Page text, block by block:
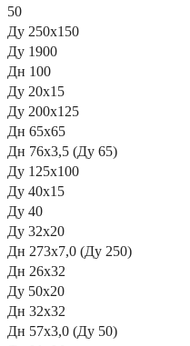
50
Ду 250х150
Ду 1900
Дн 100
Ду 20х15
Ду 200х125
Дн 65х65
Дн 76х3,5 (Ду 65)
Ду 125х100
Ду 40х15
Ду 40
Ду 32х20
Дн 273х7,0 (Ду 250)
Дн 26х32
Ду 50х20
Дн 32х32
Дн 57х3,0 (Ду 50)